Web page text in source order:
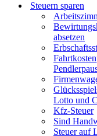
Steuern sparen
absetzen
Lotto und
Kfz-Steuer
Sind
Steuer auf